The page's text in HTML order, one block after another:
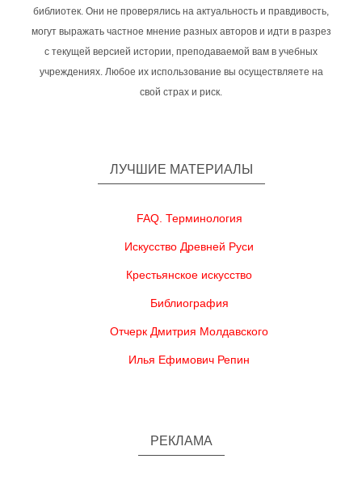
библиотек. Они не проверялись на актуальность и правдивость,
могут выражать частное мнение разных авторов и идти в разрез
с текущей версией истории, преподаваемой вам в учебных
учреждениях. Любое их использование вы осуществляете на
свой страх и риск.
ЛУЧШИЕ МАТЕРИАЛЫ
FAQ. Терминология
Искусство Древней Руси
Крестьянское искусство
Библиография
Отчерк Дмитрия Молдавского
Илья Ефимович Репин
РЕКЛАМА